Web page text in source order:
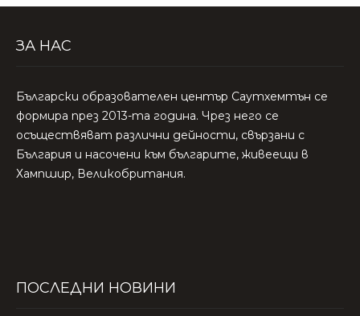
ЗА НАС
Български образователен център Саутхемтън се
формира през 2013-та година. Чрез него се
осъществяват различни дейности, свързани с
България и насочени към българите, живеещи в
Хампшир, Великобритания.
ПОСЛЕДНИ НОВИНИ